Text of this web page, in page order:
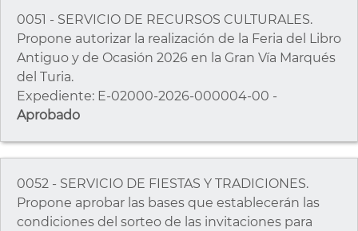
0051 - SERVICIO DE RECURSOS CULTURALES.
Propone autorizar la realización de la Feria del Libro
Antiguo y de Ocasión 2026 en la Gran Vía Marqués
del Turia.
Expediente: E-02000-2026-000004-00 -
Aprobado
0052 - SERVICIO DE FIESTAS Y TRADICIONES.
Propone aprobar las bases que establecerán las
condiciones del sorteo de las invitaciones para